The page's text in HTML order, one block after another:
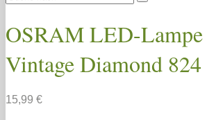
OSRAM LED-
Vintage Diamond
15,99 €